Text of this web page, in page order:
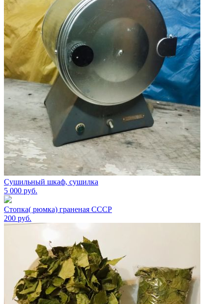
Сушильный шкаф, сушилка
5 000 руб.
Стопка( рюмка) граненая СССР
200 руб.